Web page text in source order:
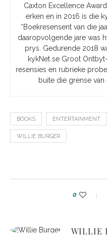
Caxton Excellence
erken en in 2016 is die
“Boekresensent van die
daaropvolgende jare was
prys. Gedurende 2018
kykNet se Groot
resensies en rubrieke
buite die grense van
BOOKS ENTERTAINMENT
WILLIE BURGER
0
WILLIE